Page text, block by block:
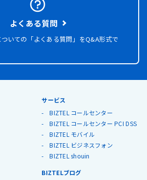
よくある質問
いての「よくある質問」をQ&A形式で
サービス
BIZTEL コールセンター
BIZTEL コールセンター PCI DSS
BIZTEL モバイル
BIZTEL ビジネスフォン
BIZTEL shouin
BIZTELブログ